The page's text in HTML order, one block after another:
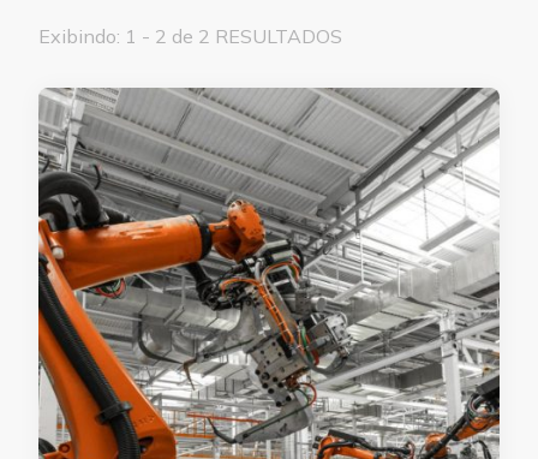
Exibindo: 1 - 2 de 2 RESULTADOS